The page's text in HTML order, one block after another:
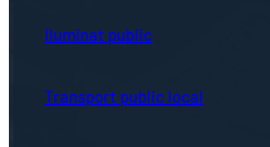
Iluminat public
Transport public local